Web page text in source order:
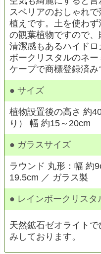
スベリアのおしゃれ
植えです。土を使わず
の観葉植物ですので、
清潔感もあるハイド
ボークリスタルのネ
ケープで商標登録済み
● サイズ
植物設置後の高さ 約
り） 幅 約15～20cm
● ガラスサイズ
ラウンド 丸形：幅 約
19.5cm ／ ガラス製
● レインボークリスタ
天然鉱石ゼオライト
みしております。